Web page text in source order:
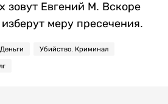
зовут Евгений М. Вскоре
меру пресечения.
Деньги Убийство. Криминал